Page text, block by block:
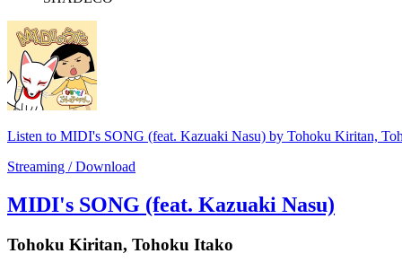
Listen to MIDI's SONG (feat. Kazuaki Nasu) by Tohoku Kiritan,
Streaming / Download
MIDI's SONG (feat. Kazuaki Nasu)
Tohoku Kiritan, Tohoku Itako